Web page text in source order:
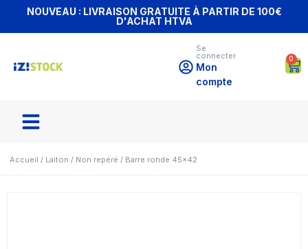
NOUVEAU : LIVRAISON GRATUITE À PARTIR DE 100€
D'ACHAT HTVA
Se
connecter
Mon
compte
0
Accueil / Laiton / Non repéré / Barre ronde 45×42